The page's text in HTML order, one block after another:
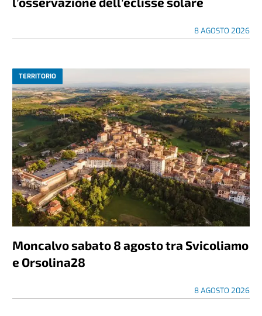
8 AGOSTO 2026
TERRITORIO
Moncalvo sabato 8 agosto tra Svicoliamo
e Orsolina28
8 AGOSTO 2026